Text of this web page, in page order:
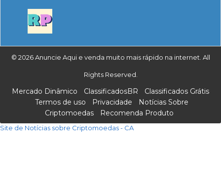
© 2026 Anuncie Aqui e venda muito mais rápido na internet. All
Rights Reserved.
Mercado Dinâmico ClassificadosBR
Classificados Grátis
Termos de uso
Privacidade
Notícias Sobre
Criptomoedas
Recomenda Produto
Site de Notícias sobre Criptomoedas - CA